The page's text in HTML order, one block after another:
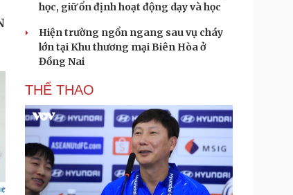
học, giữ ổn định hoạt động dạy và học
Hiện trường ngổn ngang sau vụ cháy
lớn tại Khu thương mại Biên Hòa ở
Đồng Nai
THỂ THAO